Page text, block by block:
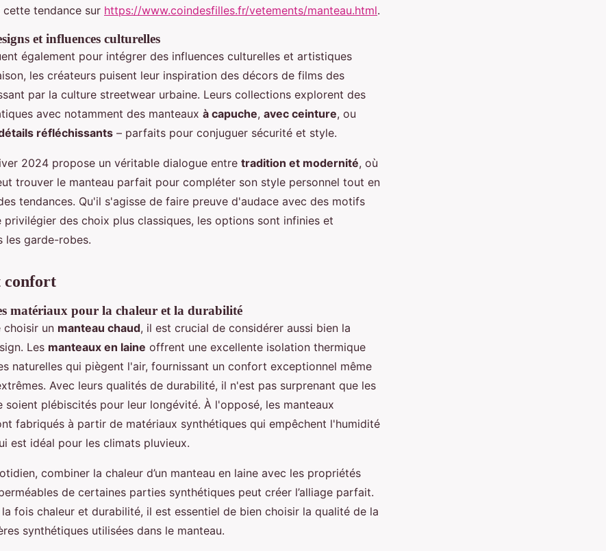
tendance sur https://www.coindesfilles.fr/vetements/manteau.html.
et influences culturelles
également pour intégrer des influences culturelles et artistiques
les créateurs puisent leur inspiration des décors de films des
par la culture streetwear urbaine. Leurs collections explorent des
avec notamment des manteaux à capuche, avec ceinture, ou
réfléchissants – parfaits pour conjuguer sécurité et style.
2024 propose un véritable dialogue entre tradition et modernité, où
trouver le manteau parfait pour compléter son style personnel tout en
tendances. Qu'il s'agisse de faire preuve d'audace avec des motifs
des choix plus classiques, les options sont infinies et
les garde-robes.
confort
matériaux pour la chaleur et la durabilité
choisir un manteau chaud, il est crucial de considérer aussi bien la
Les manteaux en laine offrent une excellente isolation thermique
naturelles qui piègent l'air, fournissant un confort exceptionnel même
Avec leurs qualités de durabilité, il n'est pas surprenant que les
soient plébiscités pour leur longévité. À l'opposé, les manteaux
fabriqués à partir de matériaux synthétiques qui empêchent l'humidité
est idéal pour les climats pluvieux.
combiner la chaleur d’un manteau en laine avec les propriétés
de certaines parties synthétiques peut créer l’alliage parfait.
fois chaleur et durabilité, il est essentiel de bien choisir la qualité de la
synthétiques utilisées dans le manteau.